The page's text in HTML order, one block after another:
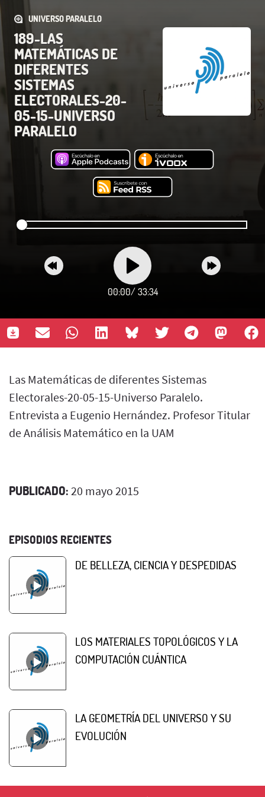
UNIVERSO PARALELO
189-LAS
MATEMÁTICAS DE
DIFERENTES
SISTEMAS
ELECTORALES-20-
05-15-UNIVERSO
PARALELO
00:00/ 33:34
Las Matemáticas de diferentes Sistemas
Electorales-20-05-15-Universo Paralelo.
Entrevista a Eugenio Hernández. Profesor Titular
de Análisis Matemático en la UAM
PUBLICADO: 20 mayo 2015
EPISODIOS RECIENTES
DE BELLEZA, CIENCIA Y DESPEDIDAS
LOS MATERIALES TOPOLÓGICOS Y LA
COMPUTACIÓN CUÁNTICA
LA GEOMETRÍA DEL UNIVERSO Y SU
EVOLUCIÓN